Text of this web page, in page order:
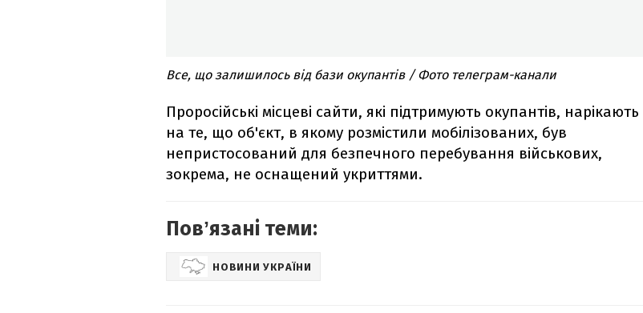
Все, що залишилось від бази окупантів / Фото телеграм-канали
Проросійські місцеві сайти, які підтримують окупантів, нарікають
на те, що об'єкт, в якому розмістили мобілізованих, був
непристосований для безпечного перебування військових,
зокрема, не оснащений укриттями.
Повʼязані теми:
НОВИНИ УКРАЇНИ